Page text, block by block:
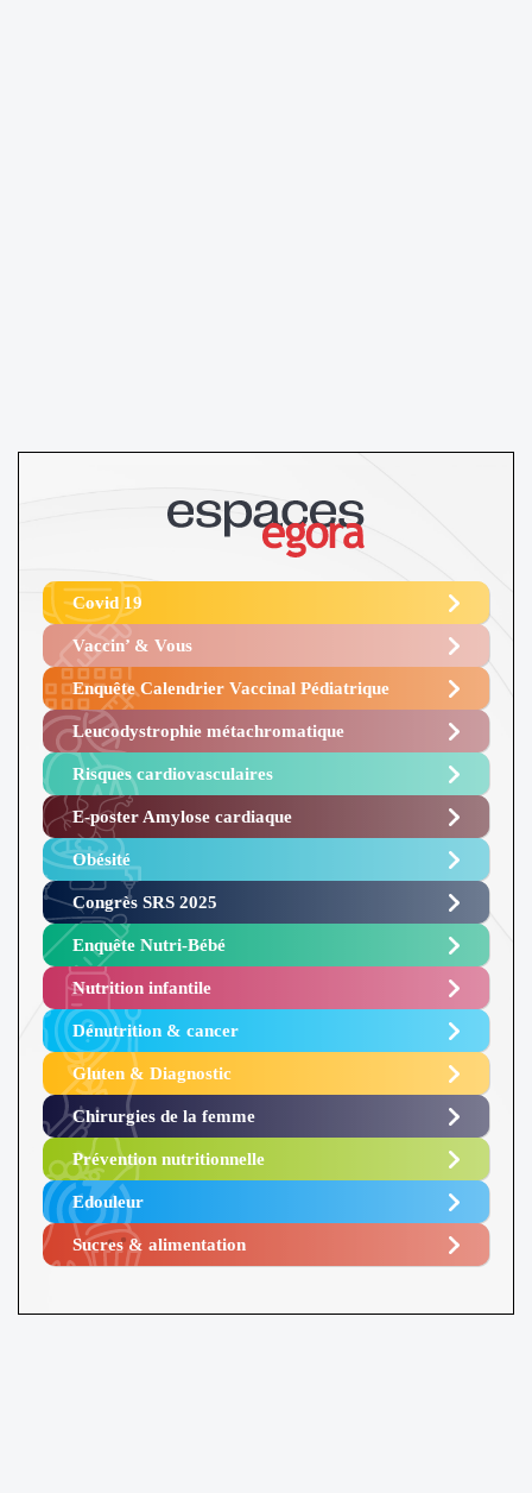
Covid 19
Vaccin’ & Vous
Enquête Calendrier Vaccinal Pédiatrique
Leucodystrophie métachromatique
Risques cardiovasculaires
E-poster Amylose cardiaque ​
Obésité ​
Congrès SRS 2025 ​
Enquête Nutri-Bébé ​
Nutrition infantile
Dénutrition & cancer
Gluten & Diagnostic
Chirurgies de la femme
Prévention nutritionnelle
Edouleur​
Sucres & alimentation​